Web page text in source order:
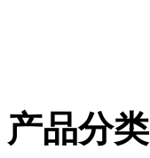
产品分类